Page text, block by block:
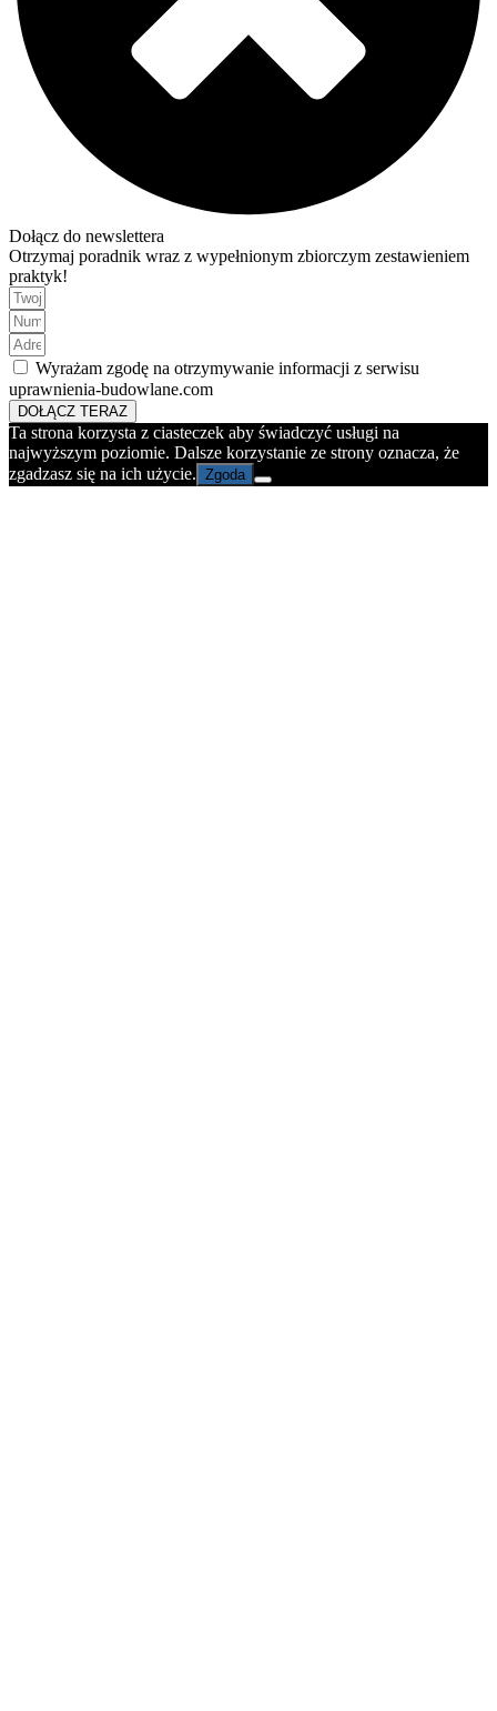
Dołącz do newslettera
Otrzymaj poradnik wraz z wypełnionym zbiorczym zestawieniem
praktyk!
Wyrażam zgodę na otrzymywanie informacji z serwisu
uprawnienia-budowlane.com
DOŁĄCZ TERAZ
Ta strona korzysta z ciasteczek aby świadczyć usługi na
najwyższym poziomie. Dalsze korzystanie ze strony oznacza, że
zgadzasz się na ich użycie. Zgoda